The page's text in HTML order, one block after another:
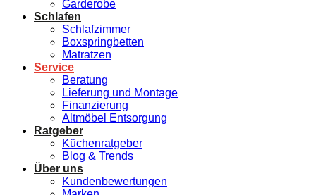
Garderobe
Schlafen
Schlafzimmer
Boxspringbetten
Matratzen
Service
Beratung
Lieferung und Montage
Finanzierung
Altmöbel Entsorgung
Ratgeber
Küchenratgeber
Blog & Trends
Über uns
Kundenbewertungen